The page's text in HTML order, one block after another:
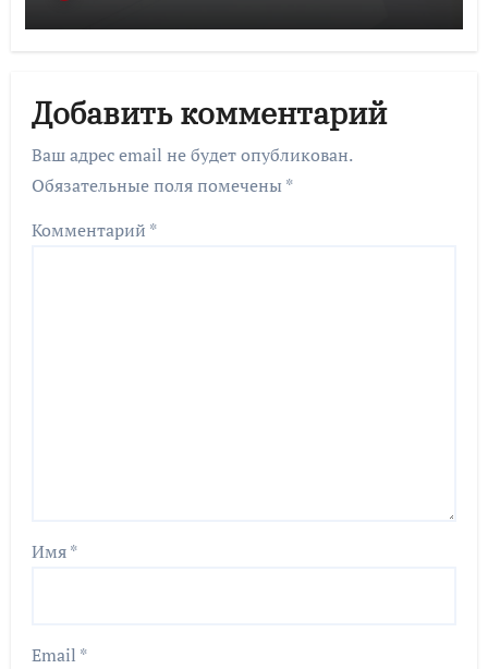
Добавить комментарий
Ваш адрес email не будет опубликован.
Обязательные поля помечены *
Комментарий *
Имя*
Email *